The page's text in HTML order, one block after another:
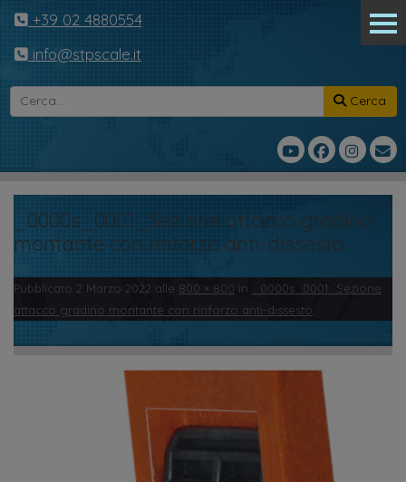
+39 02 4880554
info@stpscale.it
Cerca
_0000s_0001_Sezione attacco gradino
montante con rinforzo anti-dissesto
Pubblicato 2 Marzo 2022 alle 800 × 800 in
_0000s_0001_Sezione
attacco gradino montante con rinforzo anti-dissesto